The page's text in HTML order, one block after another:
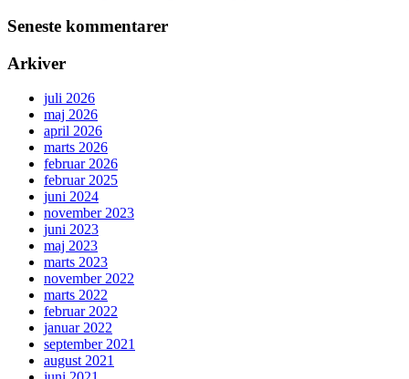
Seneste kommentarer
Arkiver
juli 2026
maj 2026
april 2026
marts 2026
februar 2026
februar 2025
juni 2024
november 2023
juni 2023
maj 2023
marts 2023
november 2022
marts 2022
februar 2022
januar 2022
september 2021
august 2021